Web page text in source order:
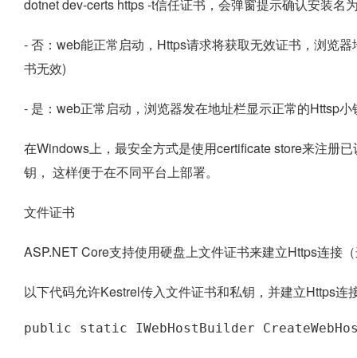
dotnet dev-certs https -t信任证书，会弹窗提示确认安装名
- 否：web能正常启动，Https请求将获取无效证书，浏览
书无效)
- 是：web正常启动，浏览器发在地址栏显示正常的Httsp小
在Windows上，最安全方式是使用certificate store来注册
钥， 这样便于在不同平台上部署。
文件证书
ASP.NET Core支持使用硬盘上文件证书来建立Https连接
以下代码允许Kestrel传入文件证书和私钥，并建立Https连
public static IWebHostBuilder